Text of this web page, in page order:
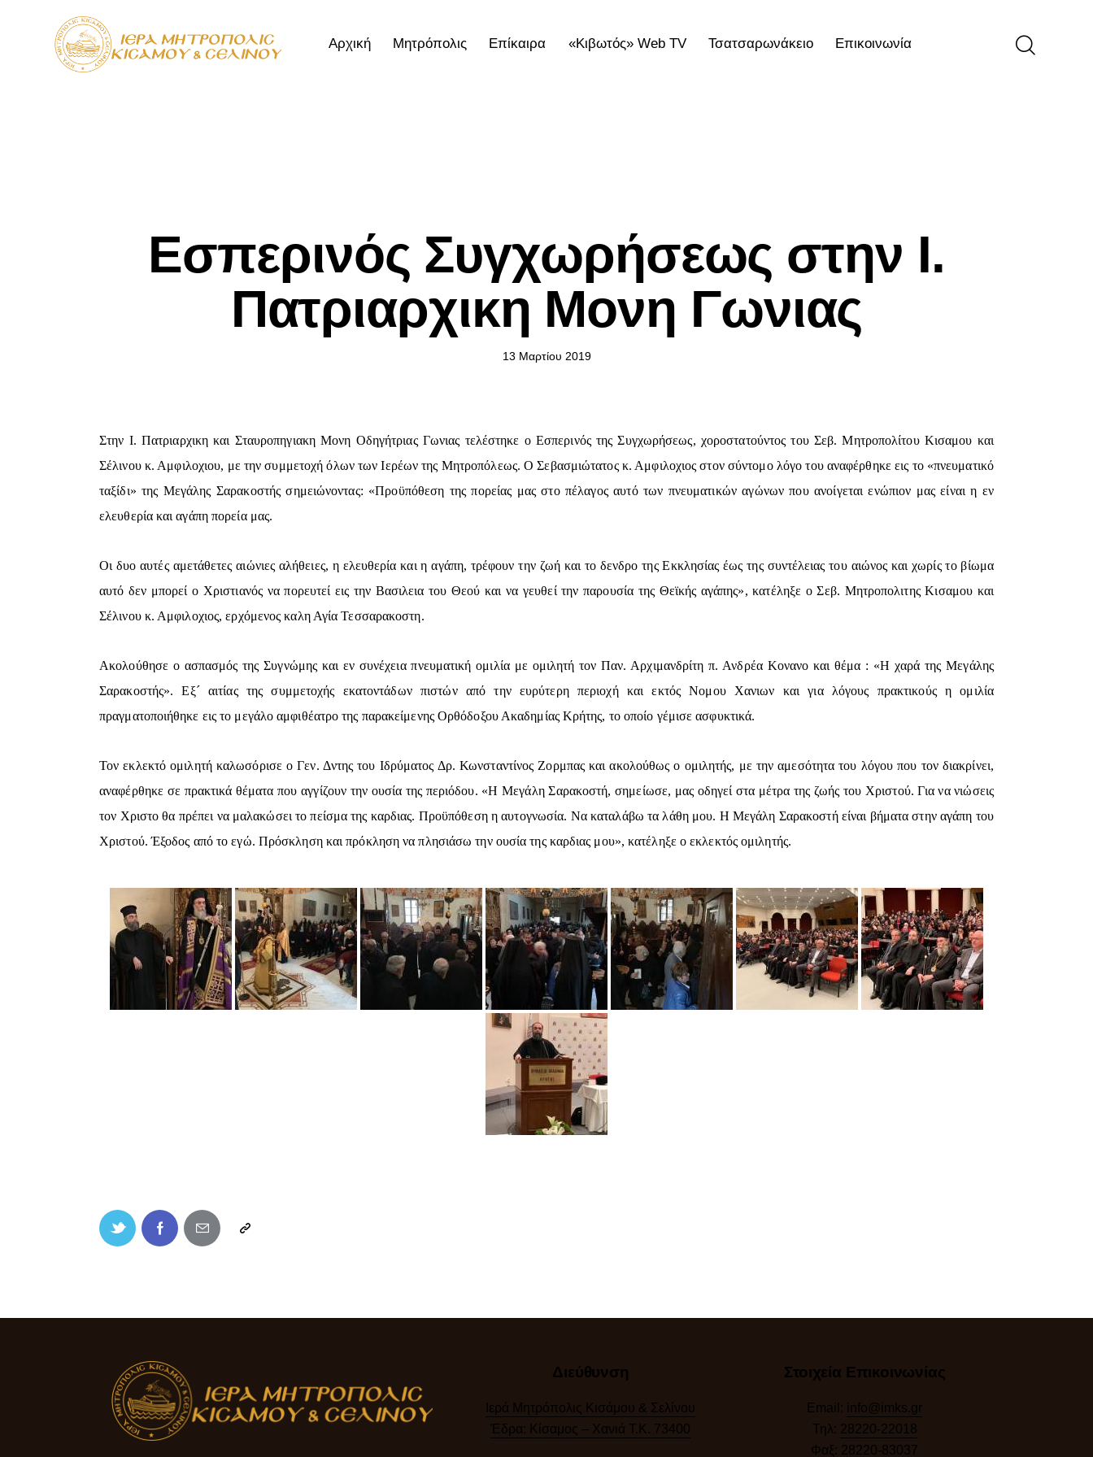
Αρχική Μητρόπολις Επίκαιρα «Κιβωτός» Web TV Τσατσαρωνάκειο Επικοινωνία
Εσπερινός Συγχωρήσεως στην Ι.
Πατριαρχικη Μονη Γωνιας
13 Μαρτίου 2019
Στην Ι. Πατριαρχικη και Σταυροπηγιακη Μονη Οδηγήτριας Γωνιας τελέστηκε ο Εσπερινός της Συγχωρήσεως, χοροστατούντος του Σεβ. Μητροπολίτου Κισαμου και
Σέλινου κ. Αμφιλοχιου, με την συμμετοχή όλων των Ιερέων της Μητροπόλεως. Ο Σεβασμιώτατος κ. Αμφιλοχιος στον σύντομο λόγο του αναφέρθηκε εις το «πνευματικό
ταξίδι» της Μεγάλης Σαρακοστής σημειώνοντας: «Προϋπόθεση της πορείας μας στο πέλαγος αυτό των πνευματικών αγώνων που ανοίγεται ενώπιον μας είναι η εν
ελευθερία και αγάπη πορεία μας.
Οι δυο αυτές αμετάθετες αιώνιες αλήθειες, η ελευθερία και η αγάπη, τρέφουν την ζωή και το δενδρο της Εκκλησίας έως της συντέλειας του αιώνος και χωρίς το βίωμα
αυτό δεν μπορεί ο Χριστιανός να πορευτεί εις την Βασιλεια του Θεού και να γευθεί την παρουσία της Θεϊκής αγάπης», κατέληξε ο Σεβ. Μητροπολιτης Κισαμου και
Σέλινου κ. Αμφιλοχιος, ερχόμενος καλη Αγία Τεσσαρακοστη.
Ακολούθησε ο ασπασμός της Συγνώμης και εν συνέχεια πνευματική ομιλία με ομιλητή τον Παν. Αρχιμανδρίτη π. Ανδρέα Κονανο και θέμα : «Η χαρά της Μεγάλης
Σαρακοστής». Εξ´ αιτίας της συμμετοχής εκατοντάδων πιστών από την ευρύτερη περιοχή και εκτός Νομου Χανιων και για λόγους πρακτικούς η ομιλία
πραγματοποιήθηκε εις το μεγάλο αμφιθέατρο της παρακείμενης Ορθόδοξου Ακαδημίας Κρήτης, το οποίο γέμισε ασφυκτικά.
Τον εκλεκτό ομιλητή καλωσόρισε ο Γεν. Δντης του Ιδρύματος Δρ. Κωνσταντίνος Ζορμπας και ακολούθως ο ομιλητής, με την αμεσότητα του λόγου που τον διακρίνει,
αναφέρθηκε σε πρακτικά θέματα που αγγίζουν την ουσία της περιόδου. «Η Μεγάλη Σαρακοστή, σημείωσε, μας οδηγεί στα μέτρα της ζωής του Χριστού. Για να νιώσεις
τον Χριστο θα πρέπει να μαλακώσει το πείσμα της καρδιας. Προϋπόθεση η αυτογνωσία. Να καταλάβω τα λάθη μου. Η Μεγάλη Σαρακοστή είναι βήματα στην αγάπη του
Χριστού. Έξοδος από το εγώ. Πρόσκληση και πρόκληση να πλησιάσω την ουσία της καρδιας μου», κατέληξε ο εκλεκτός ομιλητής.
Διεύθυνση
Ιερά Μητρόπολις Κισάμου & Σελίνου
Έδρα: Κίσαμος – Χανιά Τ.Κ. 73400
Στοιχεία Επικοινωνίας
Email: info@imks.gr
Τηλ: 28220-22018
Φαξ: 28220-83037